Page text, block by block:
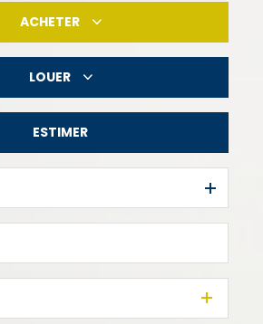
ACHETER
LOUER
ESTIMER